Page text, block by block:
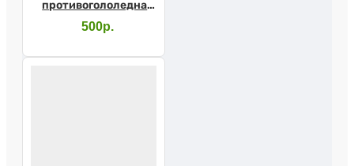
противогололедная
10155/1
500р.